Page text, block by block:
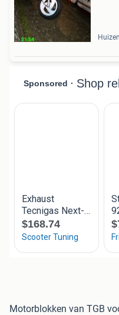
Huizen
Motorblokken van TGB